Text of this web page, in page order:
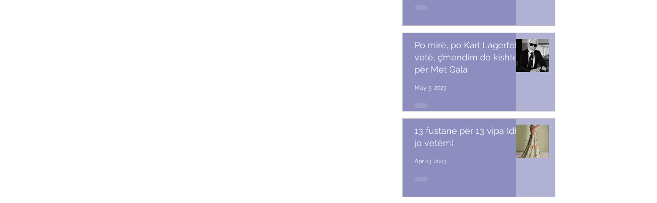
Po mirë, po Karl Lagerfeld
vetë, ç’mendim do kishte
për Met Gala
May 3, 2023
13 fustane për 13 vipa (dhe
jo vetëm)
Apr 23, 2023